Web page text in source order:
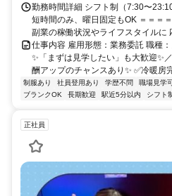
勤務時間詳細 シフト制（7:30〜
短時間のみ、曜日固定もOK ＝＝＝
副業の稼働状況やライフスタイルに
仕事内容 雇用形態：業務委託 職種
✨「まずは見学したい」も大歓迎✨
酬アップのチャンスあり✨ ✅冷暖房
制服あり 社員登用あり 学歴不問 職場見学
ブランクOK
長期歓迎 駅近5分以内 シフト
正社員